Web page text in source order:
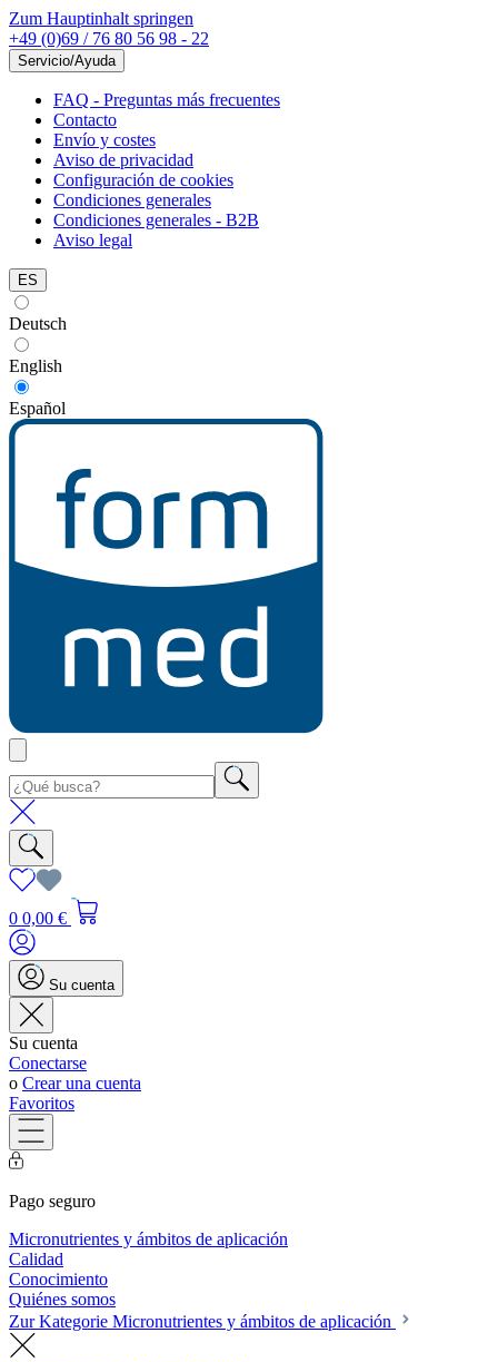
Zum Hauptinhalt springen
+49 (0)69 / 76 80 56 98 - 22
Servicio/Ayuda
FAQ - Preguntas más frecuentes
Contacto
Envío y costes
Aviso de privacidad
Configuración de cookies
Condiciones generales
Condiciones generales - B2B
Aviso legal
ES
Deutsch
English
Español
0 0,00 €
Su cuenta
Su cuenta
Conectarse
o Crear una cuenta
Favoritos
Pago seguro
Micronutrientes y ámbitos de aplicación
Calidad
Conocimiento
Quiénes somos
Zur Kategorie Micronutrientes y ámbitos de aplicación